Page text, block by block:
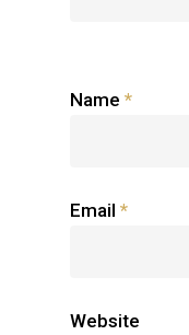
Name *
Email *
Website